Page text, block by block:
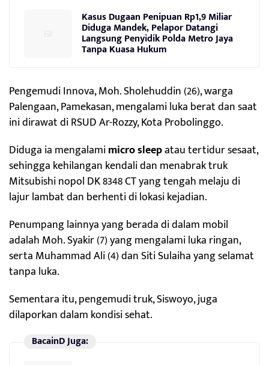
Kasus Dugaan Penipuan Rp1,9 Miliar
Diduga Mandek, Pelapor Datangi
Langsung Penyidik Polda Metro Jaya
Tanpa Kuasa Hukum
Pengemudi Innova, Moh. Sholehuddin (26), warga
Palengaan, Pamekasan, mengalami luka berat dan saat
ini dirawat di RSUD Ar-Rozzy, Kota Probolinggo.
Diduga ia mengalamimicro sleepatau tertidur sesaat,
sehingga kehilangan kendali dan menabrak truk
Mitsubishi nopol DK 8348 CT yang tengah melaju di
lajur lambat dan berhenti di lokasi kejadian.
Penumpang lainnya yang berada di dalam mobil
adalah Moh. Syakir (7) yang mengalami luka ringan,
serta Muhammad Ali (4) dan Siti Sulaiha yang selamat
tanpa luka.
Sementara itu, pengemudi truk, Siswoyo, juga
dilaporkan dalam kondisi sehat.
BacainD Juga: